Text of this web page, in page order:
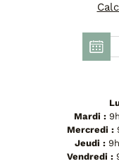
Tous les
Voir tous les
Mardi :
Mercredi :
Jeudi :
Vendredi :